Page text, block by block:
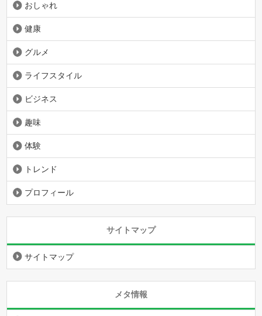
おしゃれ
健康
グルメ
ライフスタイル
ビジネス
趣味
体験
トレンド
プロフィール
サイトマップ
サイトマップ
メタ情報